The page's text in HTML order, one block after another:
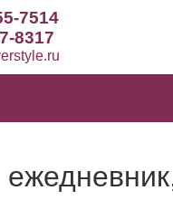
7514
8317